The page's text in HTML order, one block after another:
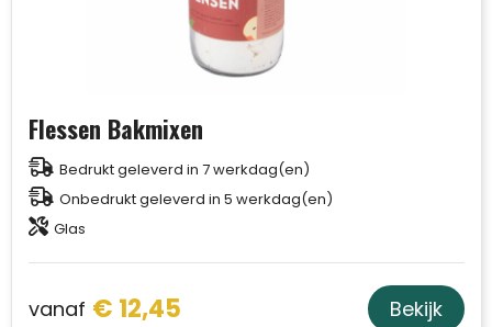
Flessen Bakmixen
Bedrukt geleverd in 7 werkdag(en)
Onbedrukt geleverd in 5 werkdag(en)
Glas
vanaf € 12,45 Bekijk